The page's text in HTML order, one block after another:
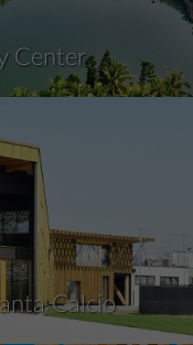
Center
Calcio